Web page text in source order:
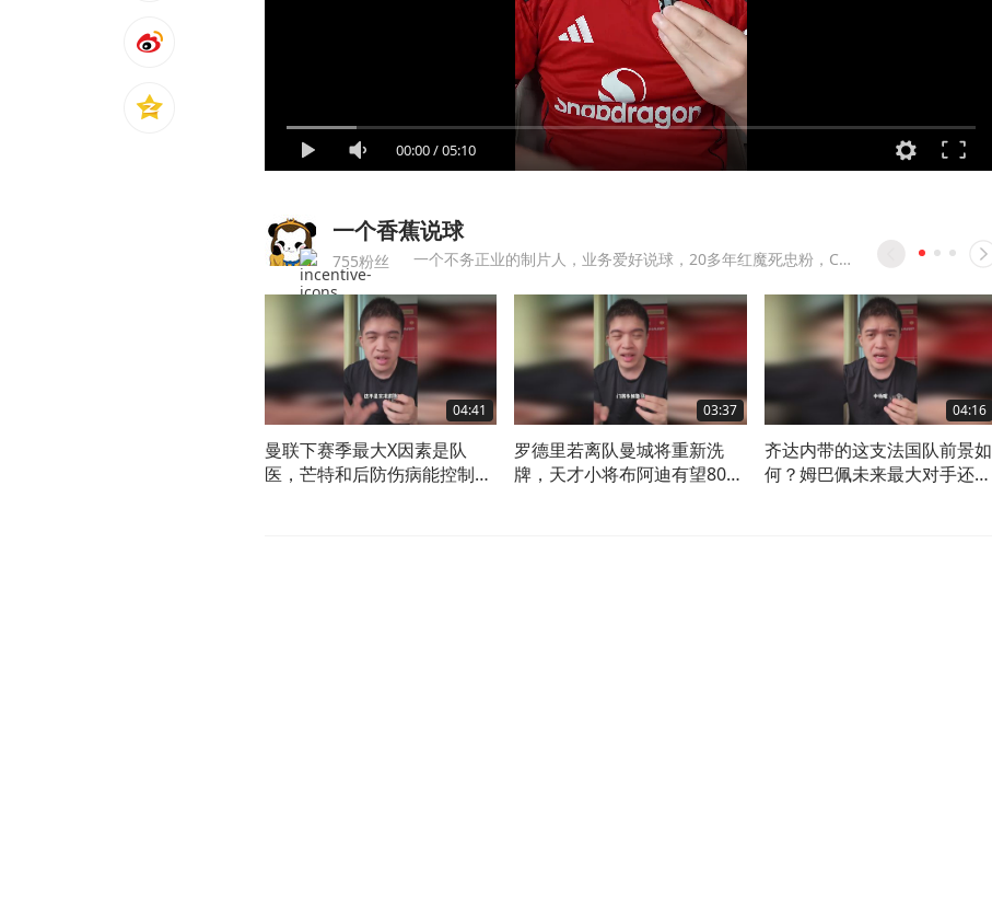
00:00/05:10
一个香蕉说球
755粉丝 一个不务正业的制片人，业务爱好说球，20多年红魔死忠粉，C罗球迷
04:41
曼联下赛季最大X因素是队
医，芒特和后防伤病能控制我
03:37
罗德里若离队曼城将重新洗
牌，天才小将布阿迪有望8000
04:16
齐达内带的这支法国队前景如
何？姆巴佩未来最大对手还是